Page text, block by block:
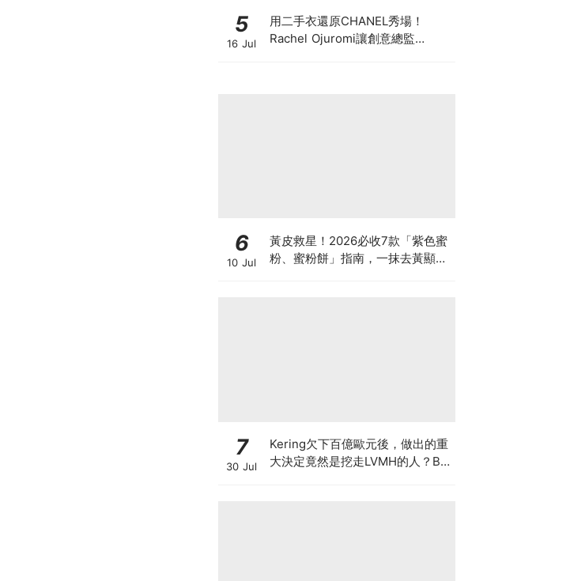
5
16 Jul
用二手衣還原CHANEL秀場！
Rachel Ojuromi讓創意總監
6
10 Jul
黃皮救星！2026必收7款「紫色蜜
粉、蜜粉餅」指南，一抹去黃顯
7
30 Jul
Kering欠下百億歐元後，做出的重
大決定竟然是挖走LVMH的人？BV